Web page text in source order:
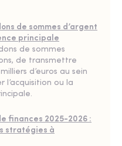
de sommes d’argent
principale
de sommes
de transmettre
d’euros au sein
l’acquisition ou la
finances 2025-2026 :
stratégies à